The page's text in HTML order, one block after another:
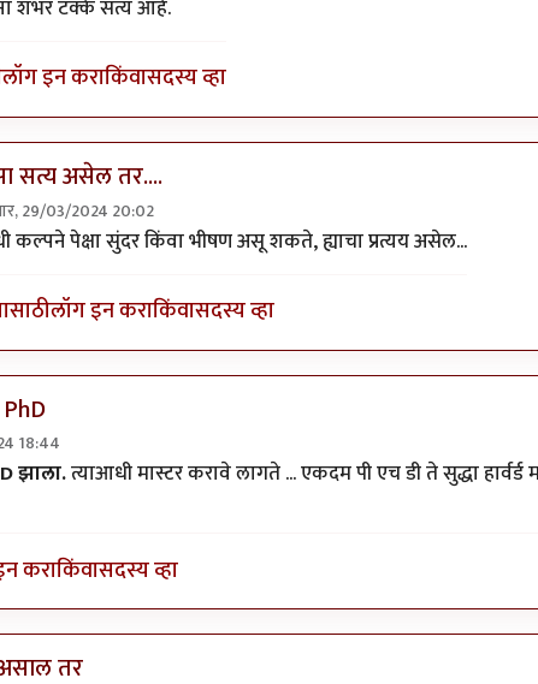
प्रतिसाद.byप्रचेतस
शंभर टक्के सत्य आहे.
लॉग इन कराकिंवासदस्य व्हा
सत्य असेल तर....
29/03/2024 20:02
सांगितलेला किस्सा शंभरbyविवेकपटाईत
कल्पने पेक्षा सुंदर किंवा भीषण असू शकते, ह्याचा प्रत्यय असेल...
लॉग इन कराकिंवासदस्य व्हा
18:44
पासbyविवेकपटाईत
झाला.त्याआधी मास्टर करावे लागते ... एकदम पी एच डी ते सुद्धा
कराकिंवासदस्य व्हा
तर